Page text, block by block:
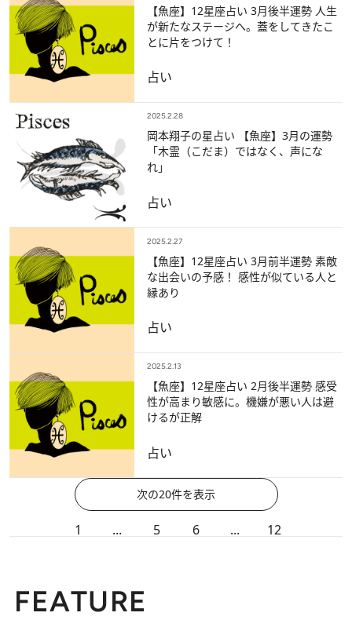
【魚座】12星座占い 3月後半運勢 人生
が新たなステージへ。蓋をしてきたこ
とに片をつけて！
占い
2025.2.28
岡本翔子の星占い 【魚座】3月の運勢
「木霊（こだま）ではなく、声にな
れ」
占い
2025.2.27
【魚座】12星座占い 3月前半運勢 素敵
な出会いの予感！ 感性が似ている人と
縁あり
占い
2025.2.13
【魚座】12星座占い 2月後半運勢 感受
性が高まり敏感に。機嫌が悪い人は避
けるが正解
占い
次の20件を表示
1 ... 5 6 ... 12
FEATURE